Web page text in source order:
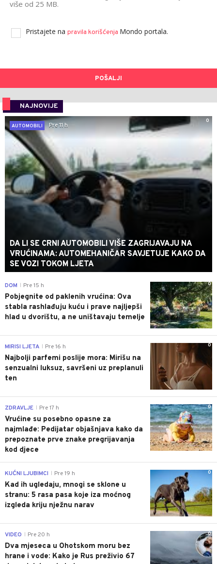
više od 25 MB.
Pristajete na pravila korišćenja Mondo portala.
POŠALJI
NAJNOVIJE
0
AUTOMOBILI
Pre 11 h
DA LI SE CRNI AUTOMOBILI VIŠE ZAGRIJAVAJU NA
VRUĆINAMA: AUTOMEHANIČAR SAVJETUJE KAKO DA
SE VOZI TOKOM LJETA
0
DOM Pre 15 h
Pobjegnite od paklenih vrućina: Ova
stabla rashlađuju kuću i prave najljepši
hlad u dvorištu, a ne uništavaju temelje
0
MIRISI LJETA Pre 16 h
Najbolji parfemi poslije mora: Mirišu na
senzualni luksuz, savršeni uz preplanuli
ten
0
ZDRAVLJE Pre 17 h
Vrućine su posebno opasne za
najmlađe: Pedijatar objašnjava kako da
prepoznate prve znake pregrijavanja
kod djece
0
KUĆNI LJUBIMCI Pre 19 h
Kad ih ugledaju, mnogi se sklone u
stranu: 5 rasa pasa koje iza moćnog
izgleda kriju nježnu narav
0
VIDEO Pre 20 h
Dva mjeseca u Ohotskom moru bez
hrane i vode: Kako je Rus preživio 67